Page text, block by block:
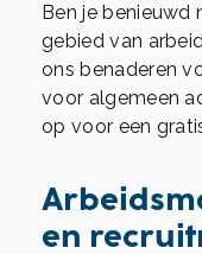
Ben je benieuwd
gebied van
ons benaderen
voor algemeen
op voor een
en